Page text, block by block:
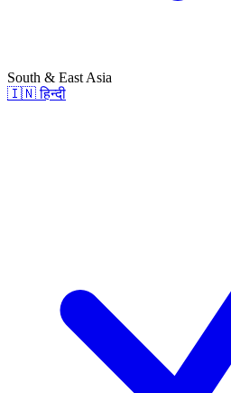
South & East Asia
🇮🇳 हिन्दी